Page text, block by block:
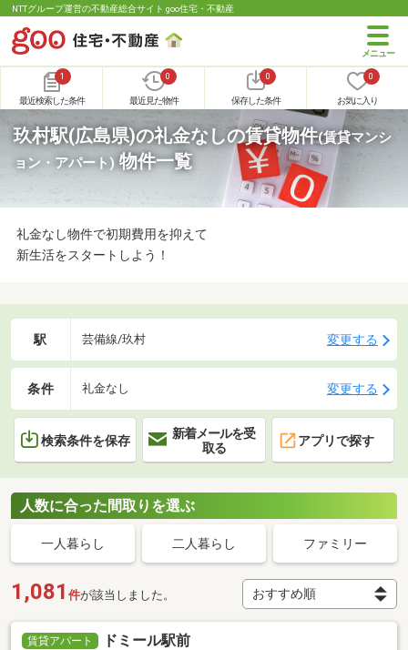
NTTグループ運営の不動産総合サイト goo住宅・不動産
1
最近検索した条件
0
最近見た物件
0
保存した条件
0
お気に入り
玖村駅(広島県)の礼金なしの賃貸物件(賃貸マンシ
ョン・アパート) 物件一覧
礼金なし物件で初期費用を抑えて
新生活をスタートしよう！
駅 芸備線/玖村 変更する
条件 礼金なし 変更する
検索条件を保存
新着メールを受
取る
アプリで探す
人数に合った間取りを選ぶ
一人暮らし 二人暮らし ファミリー
1,081 件が該当しました。
賃貸アパート ドミール駅前